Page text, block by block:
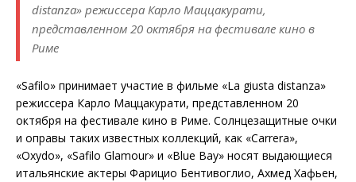
distanza» режиссера Карло Маццакурати,
представленном 20 октября на фестивале кино в
Риме
«Safilo» принимает участие в фильме «La giusta distanza»
режиссера Карло Маццакурати, представленном 20
октября на фестивале кино в Риме. Солнцезащитные очки
и оправы таких известных коллекций, как «Carrera»,
«Oxydo», «Safilo Glamour» и «Blue Bay» носят выдающиеся
итальянские актеры Фарицио Бентивоглио, Ахмед Хафьен,